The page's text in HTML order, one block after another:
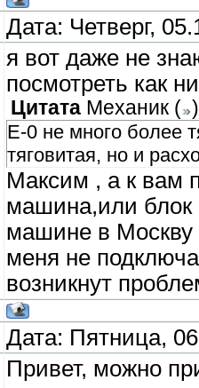
Дата: Четверг,
я вот даже не
посмотреть как
Цитата Механик ( )
Е-0 не много более
тяговитая, но и
Максим , а к вам
машина,или блок
машине в Москву
меня не
возникнут
Дата: Пятница,
Привет, можно